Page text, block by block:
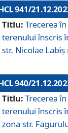
941/
Titlu: Trecerea
terenului înscris
str. Nicolae Labiș
940/
Titlu: Trecerea
terenului înscris
zona str.